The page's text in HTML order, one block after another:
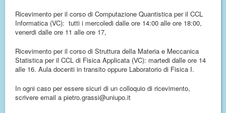
Ricevimento per il corso di Computazione Quantistica per il CCL
Informatica (VC): tutti i mercoledi dalle ore 14:00 alle ore 18:00,
venerdi dalle ore 11 alle ore 17,
Ricevimento per il corso di Struttura della Materia e Meccanica
Statistica per il CCL di Fisica Applicata (VC): martedi dalle ore 14
alle 16. Aula docenti in transito oppure Laboratorio di Fisica I.
In ogni caso per essere sicuri di un colloquio di ricevimento,
scrivere email a pietro.grassi@uniupo.it